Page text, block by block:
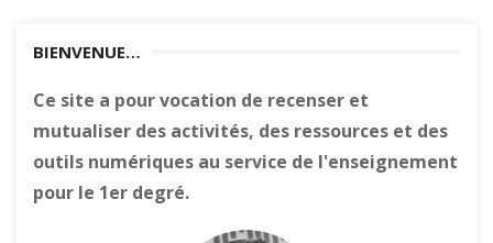
BIENVENUE…
Ce site a pour vocation de recenser et
mutualiser des activités, des ressources et des
outils numériques au service de l'enseignement
pour le 1er degré.